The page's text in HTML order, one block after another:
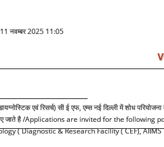
नवम्बर 2025 11:05
एवं रिसर्च) सी ई एफ, एम्स नई दिल्ली में शोध
जाते है/Applications are invited for the following
( Diagnostic & Research Facility ( CEF),